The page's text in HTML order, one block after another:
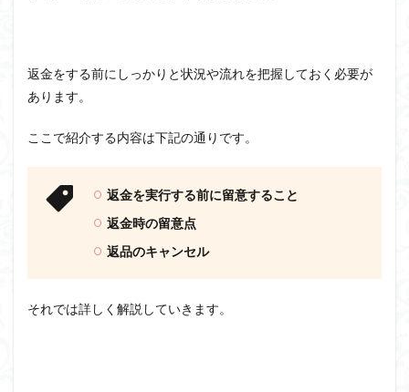
返金をする前にしっかりと状況や流れを把握しておく必要が
あります。
ここで紹介する内容は下記の通りです。
返金を実行する前に留意すること
返金時の留意点
返品のキャンセル
それでは詳しく解説していきます。